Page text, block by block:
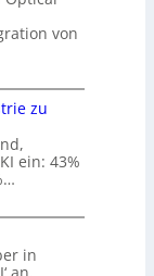
von
zu
ein: 43%
in